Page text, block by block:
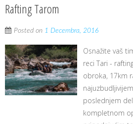
Rafting Tarom
Posted on 1 Decembra, 2016
Osnažite vaš
reci Tari -
obroka, 17km
poslednjem
kompletnom